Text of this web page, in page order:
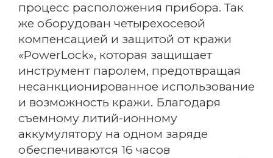
процесс расположения прибора. Так
же оборудован четырехосевой
компенсацией и защитой от кражи
«PowerLock», которая защищает
инструмент паролем, предотвращая
несанкционированное использование
и возможность кражи. Благодаря
съемному литий-ионному
аккумулятору на одном заряде
обеспечиваются 16 часов
Оставить заявку